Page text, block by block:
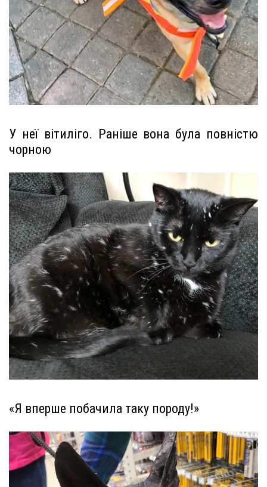
У неї вітиліго. Раніше вона була повністю
чорною
«Я вперше побачила таку породу!»